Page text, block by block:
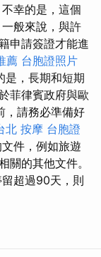
幸的是，這個
般來說，與許
申請簽證才能進
薦 台胞證照片
是，長期和短期
菲律賓政府與歐
，請務必準備好
北 按摩 台胞證
件，例如旅遊
關的其他文件。
超過90天，則